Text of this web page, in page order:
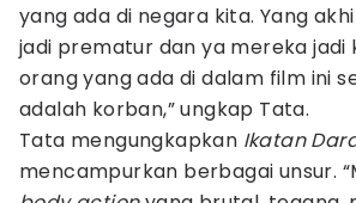
yang ada di negara kita. Yang
jadi prematur dan ya mereka jadi
orang yang ada di dalam film ini
adalah korban,” ungkap Tata.
Tata mengungkapkan Ikatan
mencampurkan berbagai unsur.